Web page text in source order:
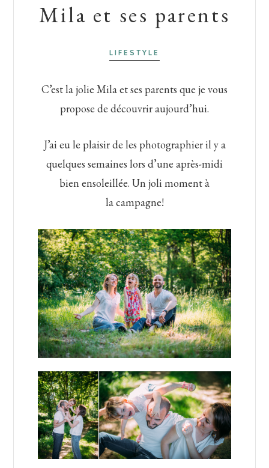
Mila et ses parents
LIFESTYLE
C’est la jolie Mila et ses parents que je vous
propose de découvrir aujourd’hui.
J’ai eu le plaisir de les photographier il y a
quelques semaines lors d’une après-midi
bien ensoleillée. Un joli moment à
la campagne!